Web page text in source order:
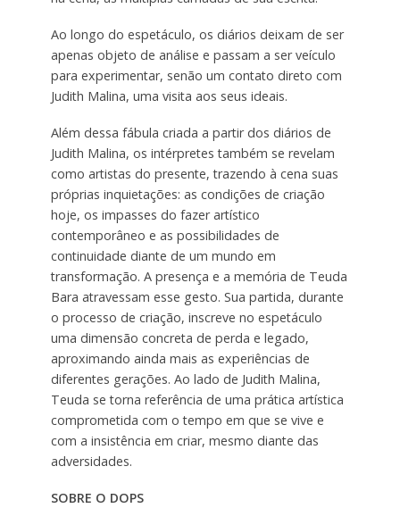
Ao longo do espetáculo, os diários deixam de ser
apenas objeto de análise e passam a ser veículo
para experimentar, senão um contato direto com
Judith Malina, uma visita aos seus ideais.
Além dessa fábula criada a partir dos diários de
Judith Malina, os intérpretes também se revelam
como artistas do presente, trazendo à cena suas
próprias inquietações: as condições de criação
hoje, os impasses do fazer artístico
contemporâneo e as possibilidades de
continuidade diante de um mundo em
transformação. A presença e a memória de Teuda
Bara atravessam esse gesto. Sua partida, durante
o processo de criação, inscreve no espetáculo
uma dimensão concreta de perda e legado,
aproximando ainda mais as experiências de
diferentes gerações. Ao lado de Judith Malina,
Teuda se torna referência de uma prática artística
comprometida com o tempo em que se vive e
com a insistência em criar, mesmo diante das
adversidades.
SOBRE O DOPS